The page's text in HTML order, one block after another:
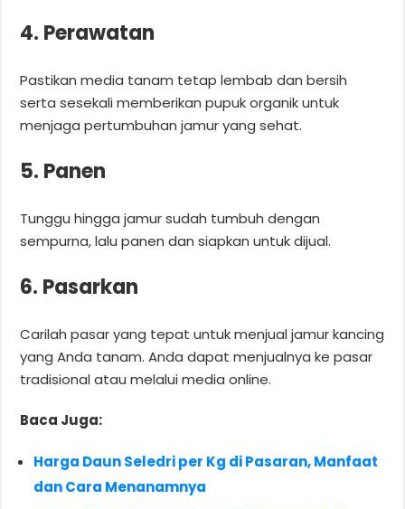
4. Perawatan
Pastikan media tanam tetap lembab dan bersih
serta sesekali memberikan pupuk organik untuk
menjaga pertumbuhan jamur yang sehat.
5. Panen
Tunggu hingga jamur sudah tumbuh dengan
sempurna, lalu panen dan siapkan untuk dijual.
6. Pasarkan
Carilah pasar yang tepat untuk menjual jamur kancing
yang Anda tanam. Anda dapat menjualnya ke pasar
tradisional atau melalui media online.
Baca Juga:
Harga Daun Seledri per Kg di Pasaran, Manfaat
dan Cara Menanamnya